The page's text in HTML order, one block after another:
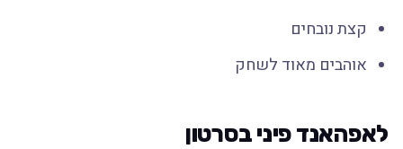
קצת נובחים
אוהבים מאוד לשחק
לאפהאנד פיני בסרטון